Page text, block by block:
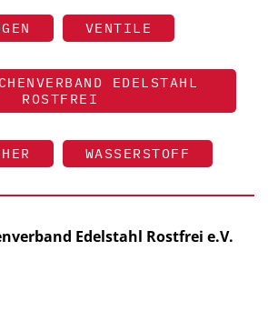
VENTILE
EDELSTAHL
ROSTFREI
WASSERSTOFF
Edelstahl Rostfrei e.V.